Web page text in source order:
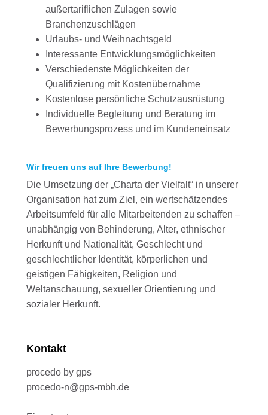
außertariflichen Zulagen sowie
Branchenzuschlägen
Urlaubs- und Weihnachtsgeld
Interessante Entwicklungsmöglichkeiten
Verschiedenste Möglichkeiten der
Qualifizierung mit Kostenübernahme
Kostenlose persönliche Schutzausrüstung
Individuelle Begleitung und Beratung im
Bewerbungsprozess und im Kundeneinsatz
Wir freuen uns auf Ihre Bewerbung!
Die Umsetzung der „Charta der Vielfalt“ in unserer
Organisation hat zum Ziel, ein wertschätzendes
Arbeitsumfeld für alle Mitarbeitenden zu schaffen –
unabhängig von Behinderung, Alter, ethnischer
Herkunft und Nationalität, Geschlecht und
geschlechtlicher Identität, körperlichen und
geistigen Fähigkeiten, Religion und
Weltanschauung, sexueller Orientierung und
sozialer Herkunft.
Kontakt
procedo by gps
procedo-n@gps-mbh.de